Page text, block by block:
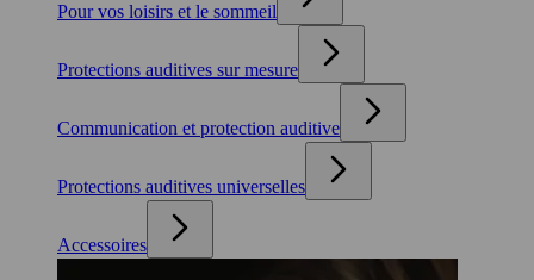
Pour vos loisirs et le sommeil
Protections auditives sur mesure
Communication et protection auditive
Protections auditives universelles
Accessoires